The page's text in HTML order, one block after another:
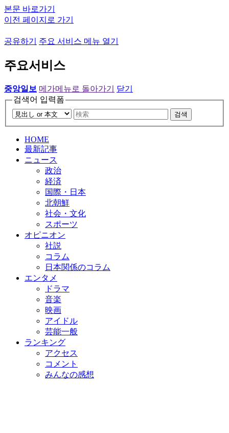
본문 바로가기
이전 페이지로 가기
공유하기 주요 서비스 메뉴 열기
주요서비스
중앙일보 메가메뉴로 돌아가기
닫기
검색어 입력폼
검색
HOME
最新記事
ニュース
政治
経済
国際・日本
北朝鮮
社会・文化
スポーツ
オピニオン
社説
コラム
日本関係のコラム
エンタメ
ドラマ
音楽
映画
アイドル
芸能一般
ランキング
アクセス
コメント
みんなの感想